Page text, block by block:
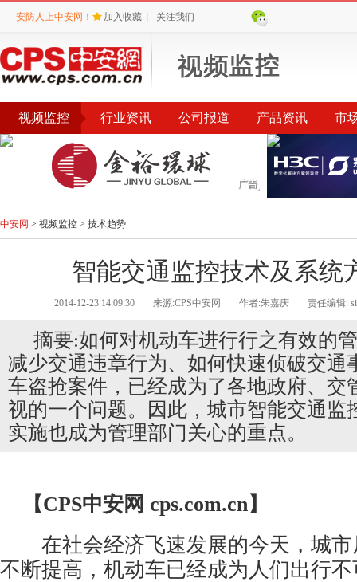
安防人上中安网！ 加入收藏 关注我们
视频监控 行业资讯 公司报道 产品资讯 市
产品专题 品牌
中安网 > 视频监控 > 技术趋势
智能交通监控技术及系统
2014-12-23 14:09:30 来源:CPS中安网 作者:朱嘉庆 责任编辑:
摘要:如何对机动车进行行之有效的
减少交通违章行为、如何快速侦破交通
车盗抢案件，已经成为了各地政府、交
视的一个问题。因此，城市智能交通监
实施也成为管理部门关心的重点。
【CPS中安网 cps.com.cn】
在社会经济飞速发展的今天，城市
不断提高，机动车已经成为人们出行